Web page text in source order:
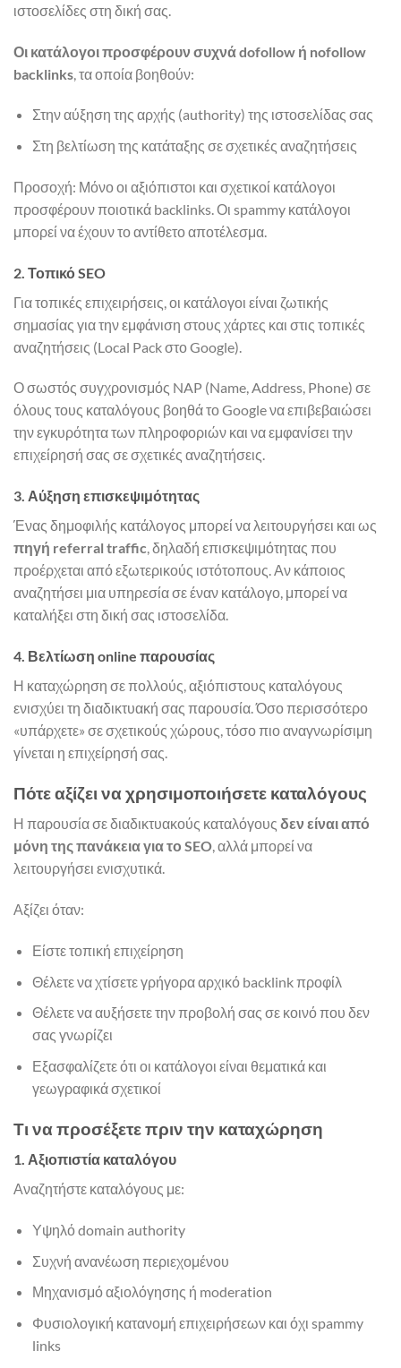
ιστοσελίδες στη δική σας.
Οι κατάλογοι προσφέρουν συχνά dofollow ή nofollow
backlinks , τα οποία βοηθούν:
Στην αύξηση της αρχής (authority) της ιστοσελίδας σας
Στη βελτίωση της κατάταξης σε σχετικές αναζητήσεις
Προσοχή: Μόνο οι αξιόπιστοι και σχετικοί κατάλογοι
προσφέρουν ποιοτικά backlinks. Οι spammy κατάλογοι
μπορεί να έχουν το αντίθετο αποτέλεσμα.
2. Τοπικό SEO
Για τοπικές επιχειρήσεις, οι κατάλογοι είναι ζωτικής
σημασίας για την εμφάνιση στους χάρτες και στις τοπικές
αναζητήσεις (Local Pack στο Google).
Ο σωστός συγχρονισμός NAP (Name, Address, Phone) σε
όλους τους καταλόγους βοηθά το Google να επιβεβαιώσει
την εγκυρότητα των πληροφοριών και να εμφανίσει την
επιχείρησή σας σε σχετικές αναζητήσεις.
3. Αύξηση επισκεψιμότητας
Ένας δημοφιλής κατάλογος μπορεί να λειτουργήσει και ως
πηγή referral traffic, δηλαδή επισκεψιμότητας που
προέρχεται από εξωτερικούς ιστότοπους. Αν κάποιος
αναζητήσει μια υπηρεσία σε έναν κατάλογο, μπορεί να
καταλήξει στη δική σας ιστοσελίδα.
4. Βελτίωση online παρουσίας
Η καταχώρηση σε πολλούς, αξιόπιστους καταλόγους
ενισχύει τη διαδικτυακή σας παρουσία. Όσο περισσότερο
«υπάρχετε» σε σχετικούς χώρους, τόσο πιο αναγνωρίσιμη
γίνεται η επιχείρησή σας.
Πότε αξίζει να χρησιμοποιήσετε καταλόγους
Η παρουσία σε διαδικτυακούς καταλόγους δεν είναι από
μόνη της πανάκεια για το SEO, αλλά μπορεί να
λειτουργήσει ενισχυτικά.
Αξίζει όταν:
Είστε τοπική επιχείρηση
Θέλετε να χτίσετε γρήγορα αρχικό backlink προφίλ
Θέλετε να αυξήσετε την προβολή σας σε κοινό που δεν
σας γνωρίζει
Εξασφαλίζετε ότι οι κατάλογοι είναι θεματικά και
γεωγραφικά σχετικοί
Τι να προσέξετε πριν την καταχώρηση
1. Αξιοπιστία καταλόγου
Αναζητήστε καταλόγους με:
Υψηλό domain authority
Συχνή ανανέωση περιεχομένου
Μηχανισμό αξιολόγησης ή moderation
Φυσιολογική κατανομή επιχειρήσεων και όχι spammy
links